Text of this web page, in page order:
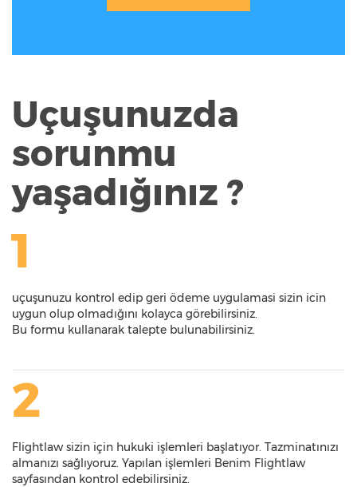
Uçuşunuzda
sorunmu
yaşadığınız ?
1
uçuşunuzu kontrol edip geri ödeme uygulamasi sizin icin
uygun olup olmadığını kolayca görebilirsiniz.
Bu formu kullanarak talepte bulunabilirsiniz.
2
Flightlaw sizin için hukuki işlemleri başlatıyor. Tazminatınızı
almanızı sağlıyoruz. Yapılan işlemleri Benim Flightlaw
sayfasından kontrol edebilirsiniz.